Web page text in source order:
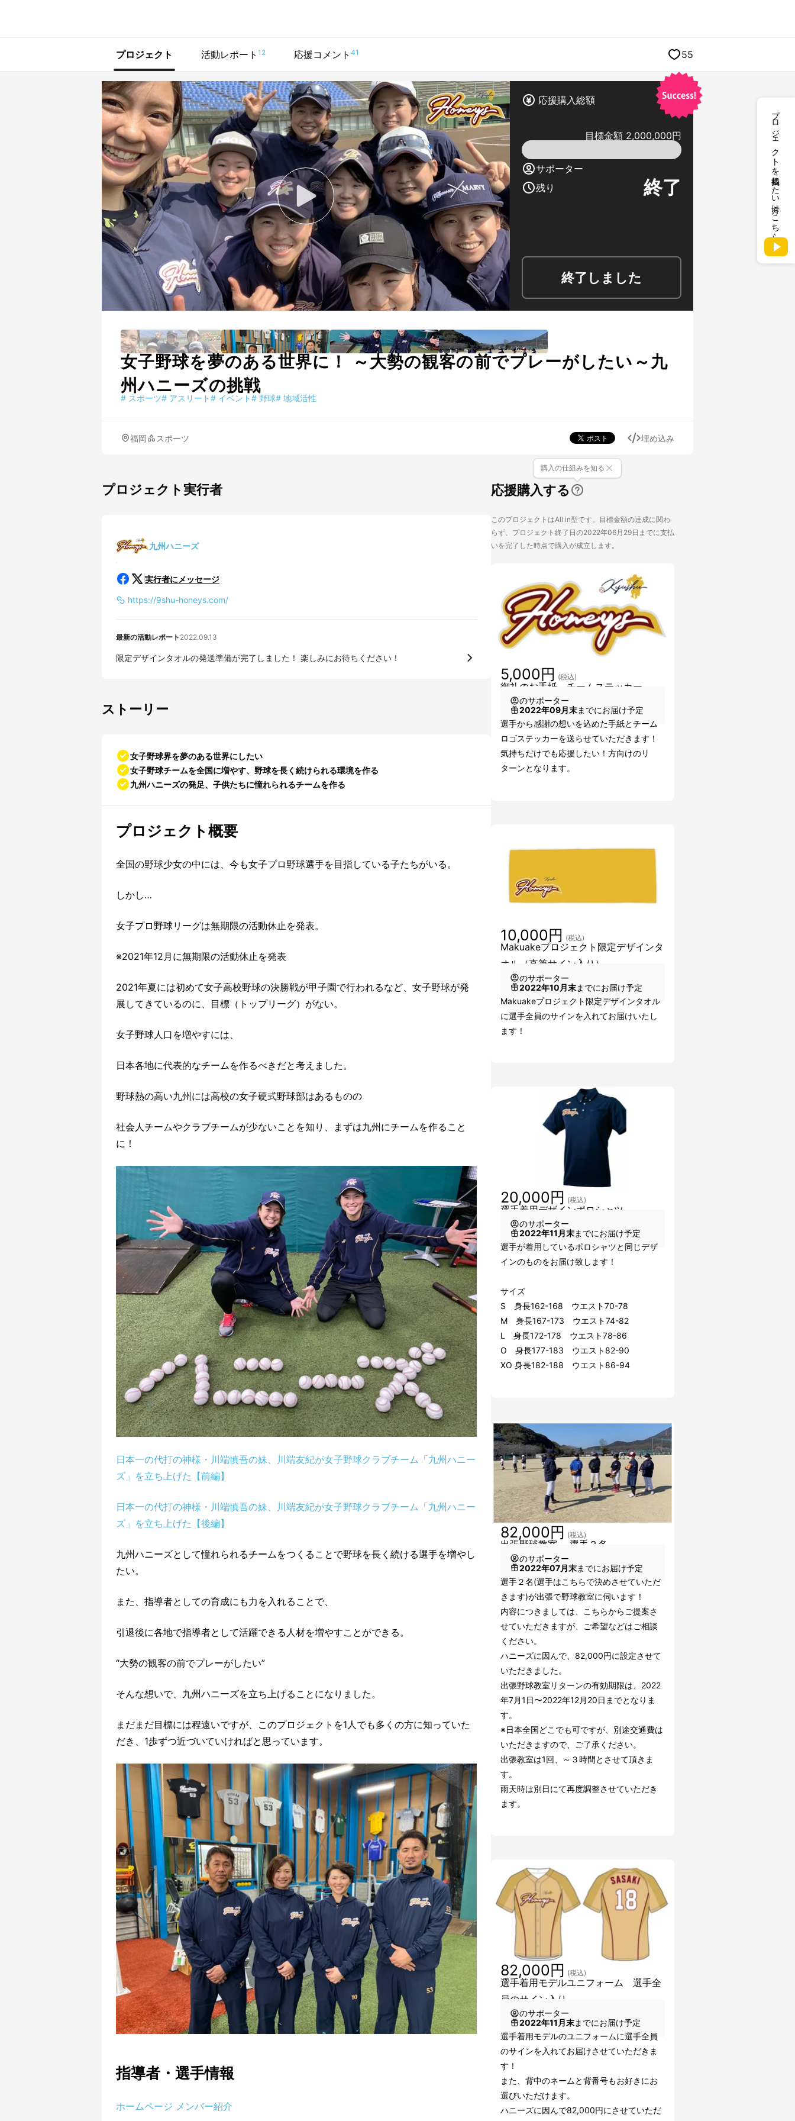
プロジェクトを掲載したい方はこちら
プロジェクト 活動レポート 12 応援コメント 41 55
応援購入総額
目標金額 2,000,000円
サポーター
残り
終了
終了しました
女子野球を夢のある世界に！ ～大勢の観客の前でプレーがしたい～九
州ハニーズの挑戦
# スポーツ# アスリート# イベント# 野球# 地域活性
福岡 スポーツ 埋め込み
プロジェクト実行者
九州ハニーズ
実行者にメッセージ
https://9shu-honeys.com/
最新の活動レポート 2022.09.13
限定デザインタオルの発送準備が完了しました！ 楽しみにお待ちください！
ストーリー
女子野球界を夢のある世界にしたい
女子野球チームを全国に増やす、野球を長く続けられる環境を作る
九州ハニーズの発足、子供たちに憧れられるチームを作る
プロジェクト概要
全国の野球少女の中には、今も女子プロ野球選手を目指している子たちがいる。
しかし…
女子プロ野球リーグは無期限の活動休止を発表。
※2021年12月に無期限の活動休止を発表
2021年夏には初めて女子高校野球の決勝戦が甲子園で行われるなど、女子野球が発
展してきているのに、目標（トップリーグ）がない。
女子野球人口を増やすには、
日本各地に代表的なチームを作るべきだと考えました。
野球熱の高い九州には高校の女子硬式野球部はあるものの
社会人チームやクラブチームが少ないことを知り、まずは九州にチームを作ること
に！
日本一の代打の神様・川端慎吾の妹、川端友紀が女子野球クラブチーム「九州ハニー
ズ」を立ち上げた【前編】
日本一の代打の神様・川端慎吾の妹、川端友紀が女子野球クラブチーム「九州ハニー
ズ」を立ち上げた【後編】
九州ハニーズとして憧れられるチームをつくることで野球を長く続ける選手を増やし
たい。
また、指導者としての育成にも力を入れることで、
引退後に各地で指導者として活躍できる人材を増やすことができる。
“大勢の観客の前でプレーがしたい”
そんな想いで、九州ハニーズを立ち上げることになりました。
まだまだ目標には程遠いですが、このプロジェクトを1人でも多くの方に知っていた
だき、 1歩ずつ近づいていければと思っています。
指導者・選手情報
ホームページ メンバー紹介
応援購入する
購入の仕組みを知る
このプロジェクトはAll in型です。目標金額の達成に関わ
らず、プロジェクト終了日の2022年06月29日までに支払
いを完了した時点で購入が成立します。
御礼のお手紙、チームステッカー
5,000円 (税込)
のサポーター
2022年09月末までにお届け予定
選手から感謝の想いを込めた手紙とチーム
ロゴステッカーを送らせていただきます！
気持ちだけでも応援したい！方向けのリ
ターンとなります。
Makuakeプロジェクト限定デザインタ
オル（直筆サイン入り）
10,000円 (税込)
のサポーター
2022年10月末までにお届け予定
Makuakeプロジェクト限定デザインタオル
に選手全員のサインを入れてお届けいたし
ます！
選手着用デザインポロシャツ
20,000円 (税込)
のサポーター
2022年11月末までにお届け予定
選手が着用しているポロシャツと同じデザ
インのものをお届け致します！
サイズ
S 身長162-168 ウエスト70-78
M 身長167-173 ウエスト74-82
L 身長172-178 ウエスト78-86
O 身長177-183 ウエスト82-90
XO 身長182-188 ウエスト86-94
出張野球教室 選手２名
82,000円 (税込)
のサポーター
2022年07月末までにお届け予定
選手２名(選手はこちらで決めさせていただ
きます)が出張で野球教室に伺います！
内容につきましては、こちらからご提案さ
せていただきますが、ご希望などはご相談
ください。
ハニーズに因んで、82,000円に設定させて
いただきました。
出張野球教室リターンの有効期限は、2022
年7月1日〜2022年12月20日までとなりま
す。
※日本全国どこでも可ですが、別途交通費は
いただきますので、ご了承ください。
出張教室は1回、～３時間とさせて頂きま
す。
雨天時は別日にて再度調整させていただき
ます。
選手着用モデルユニフォーム 選手全
員のサイン入り
82,000円 (税込)
のサポーター
2022年11月末までにお届け予定
選手着用モデルのユニフォームに選手全員
のサインを入れてお届けさせていただきま
す！
また、背中のネームと背番号もお好きにお
選びいただけます。
ハニーズに因んで82,000円にさせていただ